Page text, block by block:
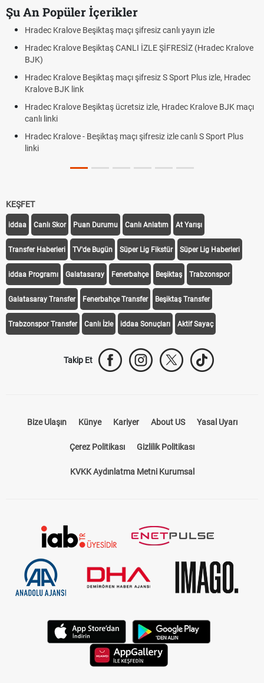
Şu An Popüler İçerikler
izle
Kralove
izle, Hradec
BJK maçı
S Sport Plus
Hradec Kralove - Beşiktaş maçı şifresiz izle canlı
Hradec Kralove Beşiktaş maçı şifresiz tv100 izle,
Trivela Nedir? Trivela Vuruşu Nasıl Yapılır?
Röveşata Nedir? Röveşata Vuruşu Nasıl Yapılır?
Plonjon Nedir? Kalecilikte Plonjon Hareketi Nasıl
KEŞFET
iddaa Canlı Skor Puan Durumu Canlı Anlatım At Yarışı
Transfer Haberleri TV'de Bugün Süper Lig Fikstür Süper Lig Haberleri
iddaa Programı Galatasaray Fenerbahçe Beşiktaş Trabzonspor
Galatasaray Transfer Fenerbahçe Transfer Beşiktaş Transfer
Trabzonspor Transfer Canlı İzle iddaa Sonuçları Aktif Sayaç
Takip Et
Bize Ulaşın Künye Kariyer About US Yasal Uyarı
Çerez Politikası Gizlilik Politikası
KVKK Aydınlatma Metni Kurumsal